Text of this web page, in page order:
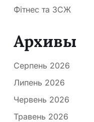
Фітнес та ЗСЖ
Архивы
Серпень 2026
Липень 2026
Червень 2026
Травень 2026